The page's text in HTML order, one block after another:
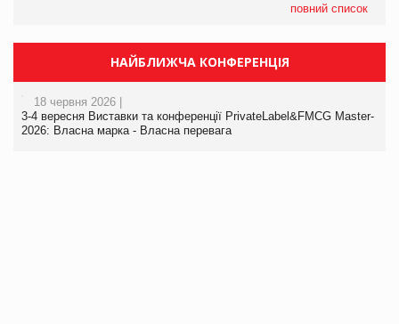
повний список
НАЙБЛИЖЧА КОНФЕРЕНЦІЯ
18 червня 2026 |
3-4 вересня Виставки та конференції PrivateLabel&FMCG Master-
2026: Власна марка - Власна перевага